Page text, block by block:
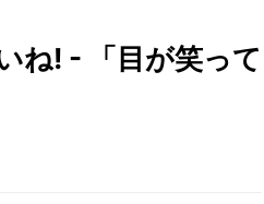
ね! - 「目が笑って